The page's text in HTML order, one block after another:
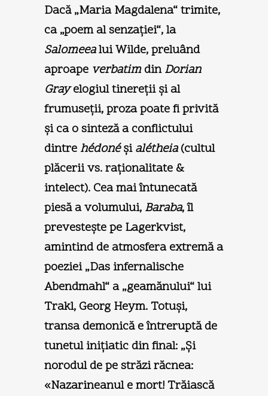
Dacă „Maria Magdalena“ trimite,
ca „poem al senzaţiei“, la
Salomeealui Wilde, preluând
aproape verbatimdinDorian
Grayelogiul tinereţii şi al
frumuseţii, proza poate fi privită
şi ca o sinteză a conflictului
dintre hédonéşialétheia(cultul
plăcerii vs. raţionalitate &
intelect). Cea mai întunecată
piesă a volumului, Baraba, îl
prevesteşte pe Lagerkvist,
amintind de atmosfera extremă a
poeziei „Das infernalische
Abendmahl“ a „geamănului“ lui
Trakl, Georg Heym. Totuşi,
transa demonică e întreruptă de
tunetul iniţiatic din final: „Şi
norodul de pe străzi răcnea:
«Nazarineanul e mort! Trăiască